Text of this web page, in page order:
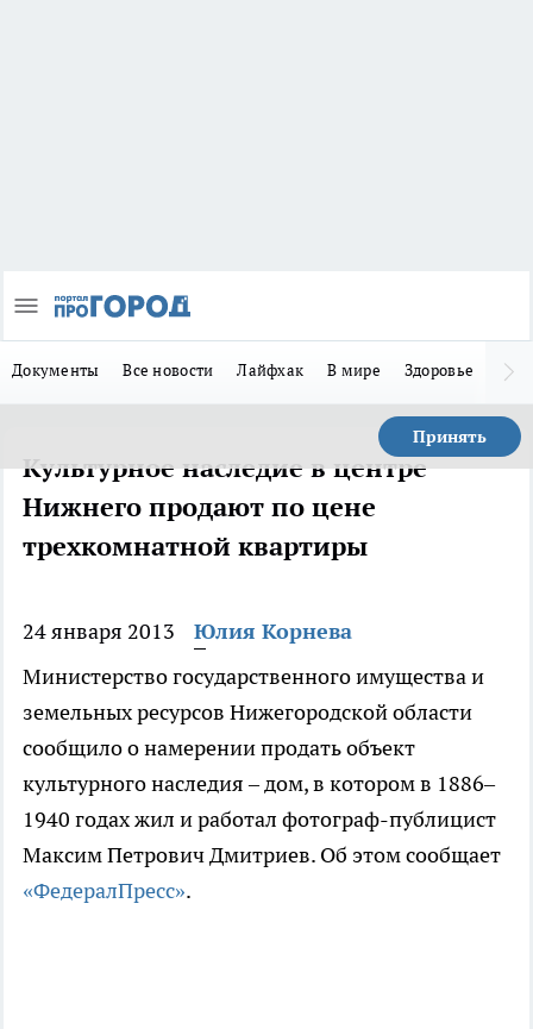
Документы Все новости Лайфхак В мире Здоровье
Принять
Культурное наследие в центре
Нижнего продают по цене
трехкомнатной квартиры
24 января 2013
Юлия Корнева
Министерство государственного имущества и
земельных ресурсов Нижегородской области
сообщило о намерении продать объект
культурного наследия – дом, в котором в 1886–
1940 годах жил и работал фотограф-публицист
Максим Петрович Дмитриев. Об этом сообщает
«ФедералПресс».